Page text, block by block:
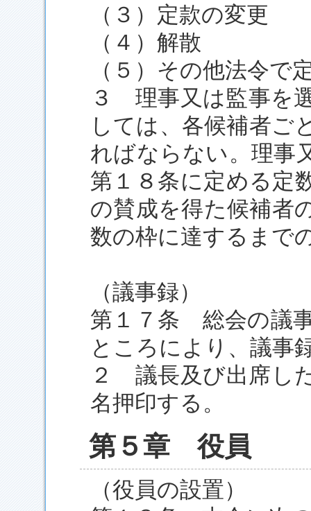
（３）定款の変更
（４）解散
（５）その他法令で
３ 理事又は監事を
しては、各候補者ご
ればならない。理事
第１８条に定める定
の賛成を得た候補者
数の枠に達するまで
（議事録）
第１７条 総会の議
ところにより、議事
２ 議長及び出席し
名押印する。
第５章 役員
（役員の設置）